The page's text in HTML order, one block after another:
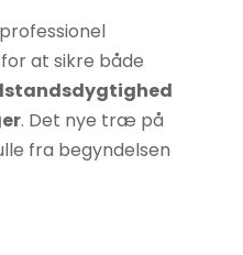
at sikre både
. Det nye træ på
fra begyndelsen